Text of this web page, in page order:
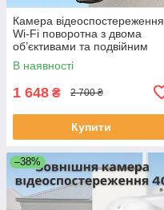
Камера відеоспостереження
Wi-Fi поворотна з двома
об’єктивами та подвійним
екраном, з настінним та
стельовим кріпленням, 4K-
В наявності
1 648 ₴ 2 700 ₴
Купити
–38%